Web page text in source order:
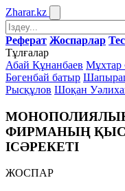
Zharar.kz
Реферат Жоспарлар
Тұлғалар
Абай Құнанбаев Мұхтар
Бөгенбай батыр
Рысқұлов Шоқан
ФИРМАНЫҢ
IСӘРЕКЕТI
ЖОСПАР